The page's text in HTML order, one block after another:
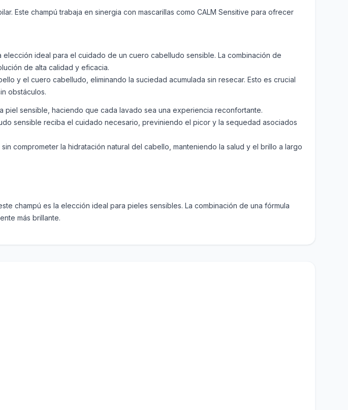
Este champú trabaja en sinergia con mascarillas como CALM Sensitive para ofrecer
ideal para el cuidado de un cuero cabelludo sensible. La combinación de
de alta calidad y eficacia.
y el cuero cabelludo, eliminando la suciedad acumulada sin resecar. Esto es crucial
obstáculos.
piel sensible, haciendo que cada lavado sea una experiencia reconfortante.
sensible reciba el cuidado necesario, previniendo el picor y la sequedad asociados
comprometer la hidratación natural del cabello, manteniendo la salud y el brillo a largo
champú es la elección ideal para pieles sensibles. La combinación de una fórmula
más brillante.